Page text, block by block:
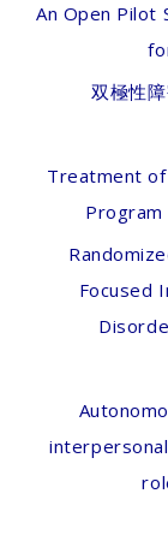
An Open Pilot
双極性
Treatment of
Focused